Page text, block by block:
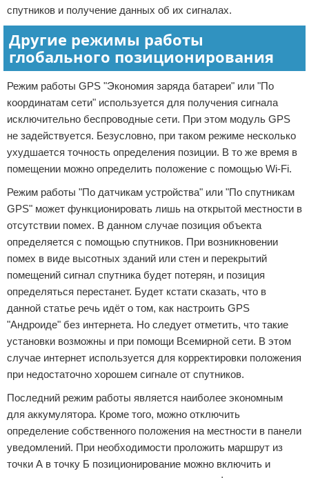
спутников и получение данных об их сигналах.
Другие режимы работы
глобального позиционирования
Режим работы GPS "Экономия заряда батареи" или "По
координатам сети" используется для получения сигнала
исключительно беспроводные сети. При этом модуль GPS
не задействуется. Безусловно, при таком режиме несколько
ухудшается точность определения позиции. В то же время в
помещении можно определить положение с помощью Wi-Fi.
Режим работы "По датчикам устройства" или "По спутникам
GPS" может функционировать лишь на открытой местности в
отсутствии помех. В данном случае позиция объекта
определяется с помощью спутников. При возникновении
помех в виде высотных зданий или стен и перекрытий
помещений сигнал спутника будет потерян, и позиция
определяться перестанет. Будет кстати сказать, что в
данной статье речь идёт о том, как настроить GPS
"Андроиде" без интернета. Но следует отметить, что такие
установки возможны и при помощи Всемирной сети. В этом
случае интернет используется для корректировки положения
при недостаточно хорошем сигнале от спутников.
Последний режим работы является наиболее экономным
для аккумулятора. Кроме того, можно отключить
определение собственного положения на местности в панели
уведомлений. При необходимости проложить маршрут из
точки А в точку Б позиционирование можно включить и